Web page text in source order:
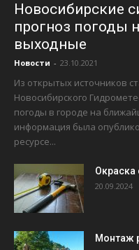
Новосибирские
прогноз погоды
выходные
Новости - 23.10.2021
Из открытых источников
Новосибирского
погоды в городе на
информация была
ресурсе...
Окраска
20.09.2024
Монтаж